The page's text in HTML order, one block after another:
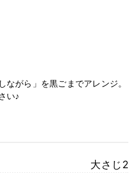
ながら」を黒ごまでアレンジ。
い♪
大さじ2